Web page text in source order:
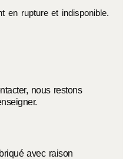
en rupture et indisponible.
nous restons
avec raison